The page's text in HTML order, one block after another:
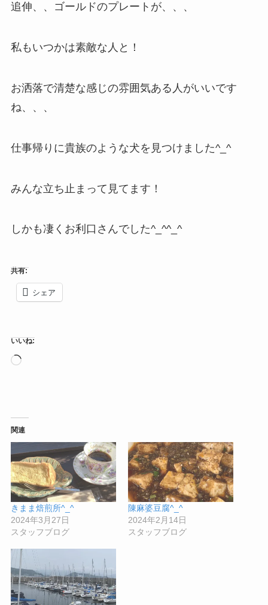
追伸、、ゴールドのプレートが、、、
私もいつかは素敵な人と！
お洒落で清楚な感じの雰囲気ある人がいいです
ね、、、
仕事帰りに貴族のような犬を見つけました^_^
みんな立ち止まって見てます！
しかも凄くお利口さんでした^_^^_^
共有:
シェア
いいね:
読
み
関連
きまま焙煎所^_^
2024年3月27日
スタッフブログ
陳麻婆豆腐^_^
2024年2月14日
スタッフブログ